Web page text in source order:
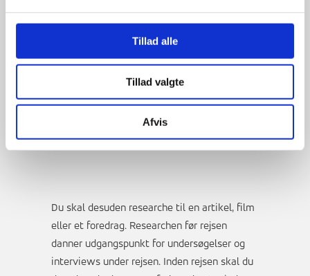
Tillad alle
Tillad valgte
Afvis
historie, natur og geografi.
Vi forbereder en fremlæggelse af et bestemt
emne, der skal præsenteres for de andre
elever på holdet, som et led i
præsentationstræningen.
Du skal desuden researche til en artikel, film
eller et foredrag. Researchen før rejsen
danner udgangspunkt for undersøgelser og
interviews under rejsen. Inden rejsen skal du